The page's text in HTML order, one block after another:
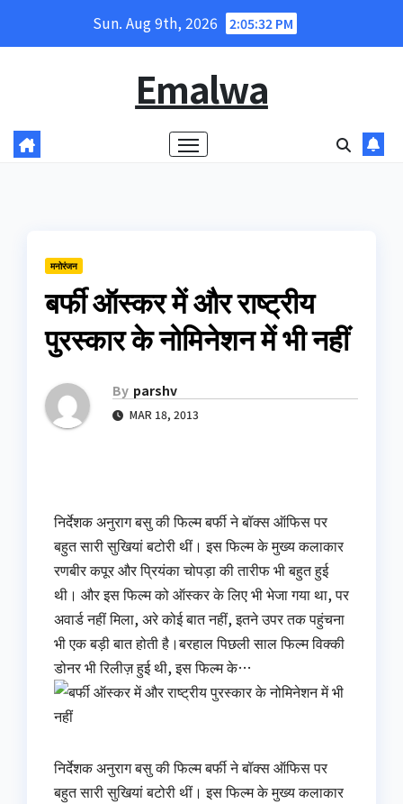
Sun. Aug 9th, 2026 2:05:33 PM
Emalwa
मनोरंजन
बर्फी ऑस्कर में और राष्ट्रीय
पुरस्कार के नोमिनेशन में भी नहीं
By parshv
MAR 18, 2013
निर्देशक अनुराग बसु की फिल्म बर्फी ने बॉक्स ऑफिस पर
बहुत सारी सुखियां बटोरी थीं। इस फिल्म के मुख्य कलाकार
रणबीर कपूर और प्रियंका चोपड़ा की तारीफ भी बहुत हुई
थी। और इस फिल्म को ऑस्कर के लिए भी भेजा गया था, पर
अवार्ड नहीं मिला, अरे कोई बात नहीं, इतने उपर तक पहुंचना
भी एक बड़ी बात होती है।बरहाल पिछली साल फिल्म विक्की
डोनर भी रिलीज़ हुई थी, इस फिल्म के…
निर्देशक अनुराग बसु की फिल्म बर्फी ने बॉक्स ऑफिस पर
बहुत सारी सुखियां बटोरी थीं। इस फिल्म के मुख्य कलाकार